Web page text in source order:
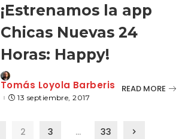
¡Estrenamos la app
Chicas Nuevas 24
Horas: Happy!
Posted
by
Tomás Loyola Barberis
13 septiembre, 2017
READ MORE
2 3 … 33